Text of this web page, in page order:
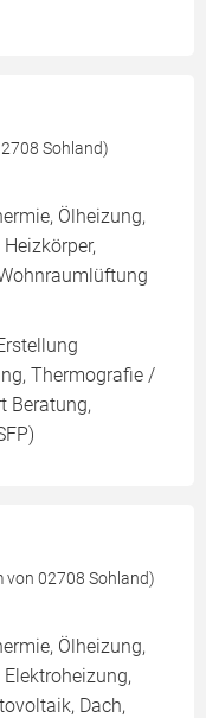
Sohland)
Ölheizung,
Thermografie /
Beratung,
von 02708 Sohland)
Ölheizung,
Dach,